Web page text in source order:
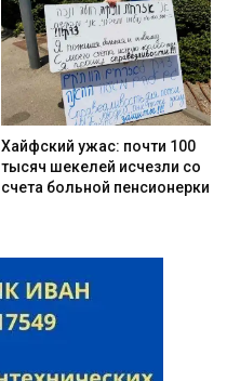
Хайфский ужас: почти 100
тысяч шекелей исчезли со
счета больной пенсионерки